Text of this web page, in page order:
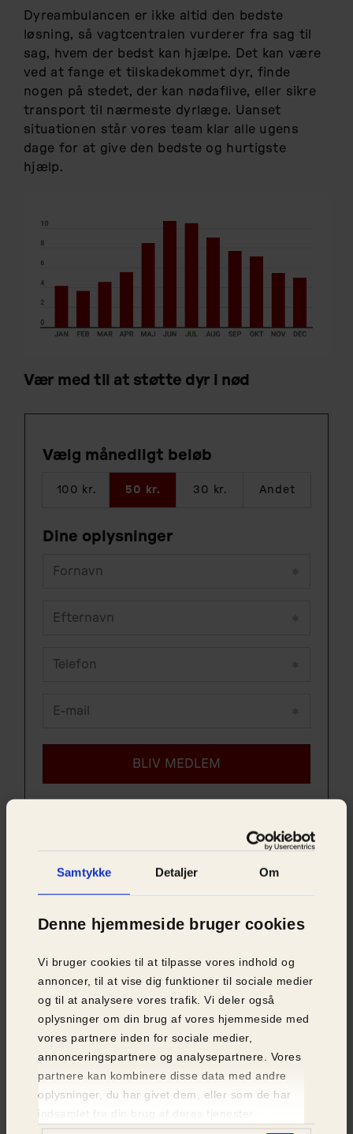
Samtykke Detaljer Om
Denne hjemmeside bruger cookies
Vi bruger cookies til at tilpasse vores indhold og
annoncer, til at vise dig funktioner til sociale medier
og til at analysere vores trafik. Vi deler også
oplysninger om din brug af vores hjemmeside med
vores partnere inden for sociale medier,
annonceringspartnere og analysepartnere. Vores
partnere kan kombinere disse data med andre
oplysninger, du har givet dem, eller som de har
Dyreambulancen er ikke altid den bedste
løsning, så vagtcentralen vurderer fra sag til
sag, hvem der bedst kan hjælpe. Det kan være
ved at fange et tilskadekommet dyr, finde
nogen på stedet, der kan nødaflive, eller sikre
transport til nærmeste dyrlæge. Uanset
situationen står vores team klar alle ugens
dage for at give den bedste og hurtigste
hjælp.
Vær med til at støtte dyr i nød